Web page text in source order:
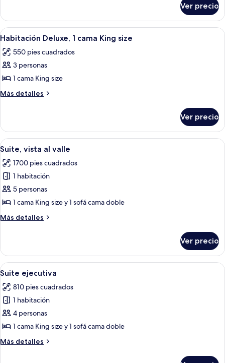
Queen
size
Deluxe,
camas
size
Ver precio
Abrir
todas
las
fotos
de
Habitación
cama
King
size
Habitación de hotel con una cama
4
Habitación Deluxe, 1 cama King size
550 pies cuadrados
3 personas
1 cama King size
Más detalles
Más
Deluxe,
cama
size
Ver precio
Abrir
todas
las
fotos
de
Suite,
vista
al
Amplia sala de estar con un
4
Suite, vista al valle
1700 pies cuadrados
1 habitación
5 personas
1 cama King size y 1 sofá cama doble
Más detalles
Más
vista
al
valle
Ver precio
Abrir
todas
las
fotos
de
Suite
ejecutiva
Una habitación de hotel con una
4
Suite ejecutiva
810 pies cuadrados
1 habitación
4 personas
1 cama King size y 1 sofá cama doble
Más detalles
Más